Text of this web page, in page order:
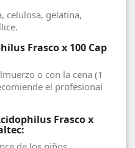
celulosa, gelatina,
Frasco x 100 Cap
o con la cena (1
el profesional
Frasco x